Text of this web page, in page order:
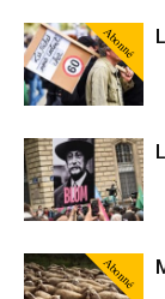
Abonné
Abonné